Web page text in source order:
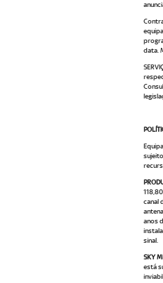
data.
canal
anos
sinal.
SKY
está